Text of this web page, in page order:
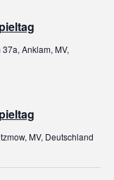
Anklam, MV,
MV, Deutschland